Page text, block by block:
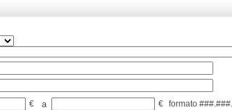
€ a € formato